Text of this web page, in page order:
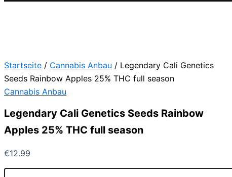
Startseite / Cannabis Anbau / Legendary Cali Genetics
Seeds Rainbow Apples 25% THC full season
Cannabis Anbau
Legendary Cali Genetics Seeds Rainbow
Apples 25% THC full season
€12.99
Legendary